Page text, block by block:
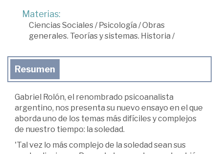
Materias:
Ciencias Sociales/ Psicología /Obras
generales. Teorías y sistemas. Historia /
Resumen
Gabriel Rolón, el renombrado psicoanalista
argentino, nos presenta su nuevo ensayo en el que
aborda uno de los temas más difíciles y complejos
de nuestro tiempo: la soledad.
'Tal vez lo más complejo de la soledad sean sus